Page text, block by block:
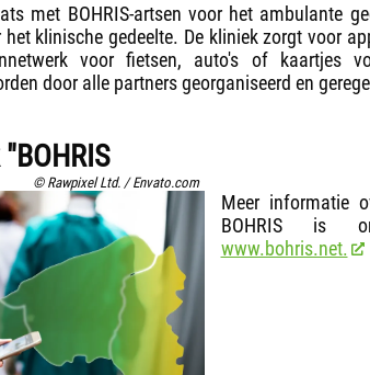
met BOHRIS-artsen voor het ambulante
klinische gedeelte. De kliniek zorgt voor
voor fietsen, auto's of kaartjes
door alle partners georganiseerd en
© Rawpixel Ltd. / Envato.com
Meer informatie
BOHRIS is
www.bohris.net.